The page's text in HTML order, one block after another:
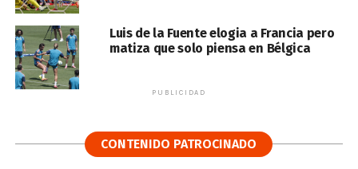
Luis de la Fuente elogia a Francia pero
matiza que solo piensa en Bélgica
PUBLICIDAD
CONTENIDO PATROCINADO